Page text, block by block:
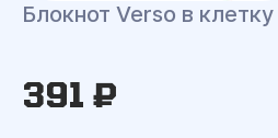
Блокнот Verso в клетку
391 ₽